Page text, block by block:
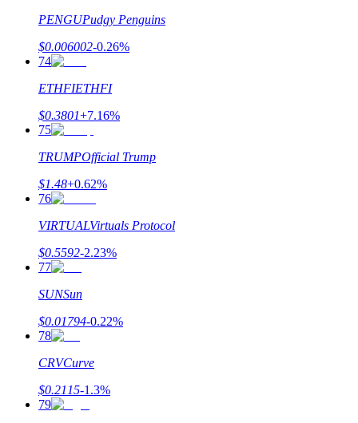
PENGUPudgy Penguins
$0.006002-0.26%
74
ETHFIETHFI
$0.3801+7.16%
75
TRUMPOfficial Trump
$1.48+0.62%
76
VIRTUALVirtuals Protocol
$0.5592-2.23%
77
SUNSun
$0.01794-0.22%
78
CRVCurve
$0.2115-1.3%
79